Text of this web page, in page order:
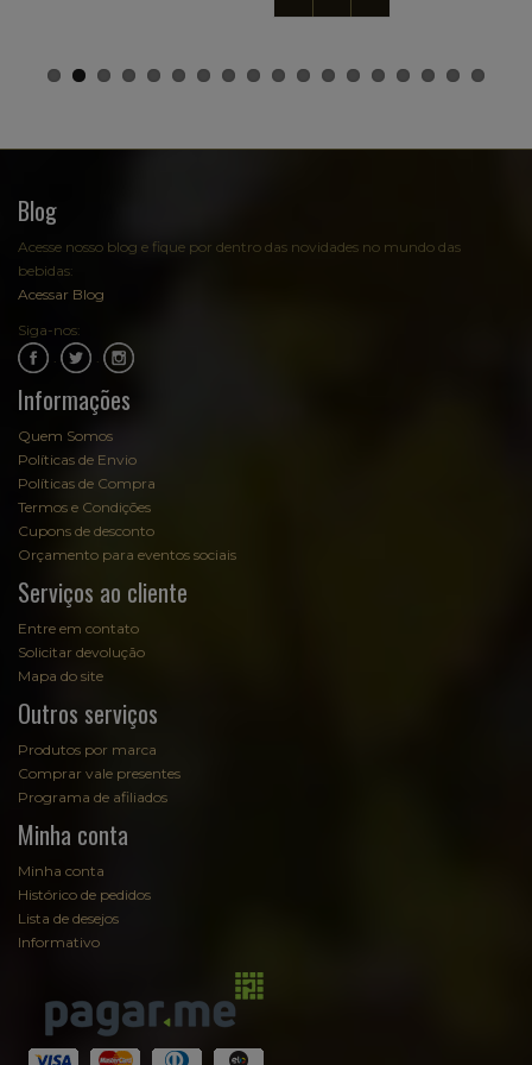
Blog
Acesse nosso blog e fique por dentro das novidades no mundo das
bebidas:
Acessar Blog
Siga-nos:
Informações
Quem Somos
Políticas de Envio
Políticas de Compra
Termos e Condições
Cupons de desconto
Orçamento para eventos sociais
Serviços ao cliente
Entre em contato
Solicitar devolução
Mapa do site
Outros serviços
Produtos por marca
Comprar vale presentes
Programa de afiliados
Minha conta
Minha conta
Histórico de pedidos
Lista de desejos
Informativo